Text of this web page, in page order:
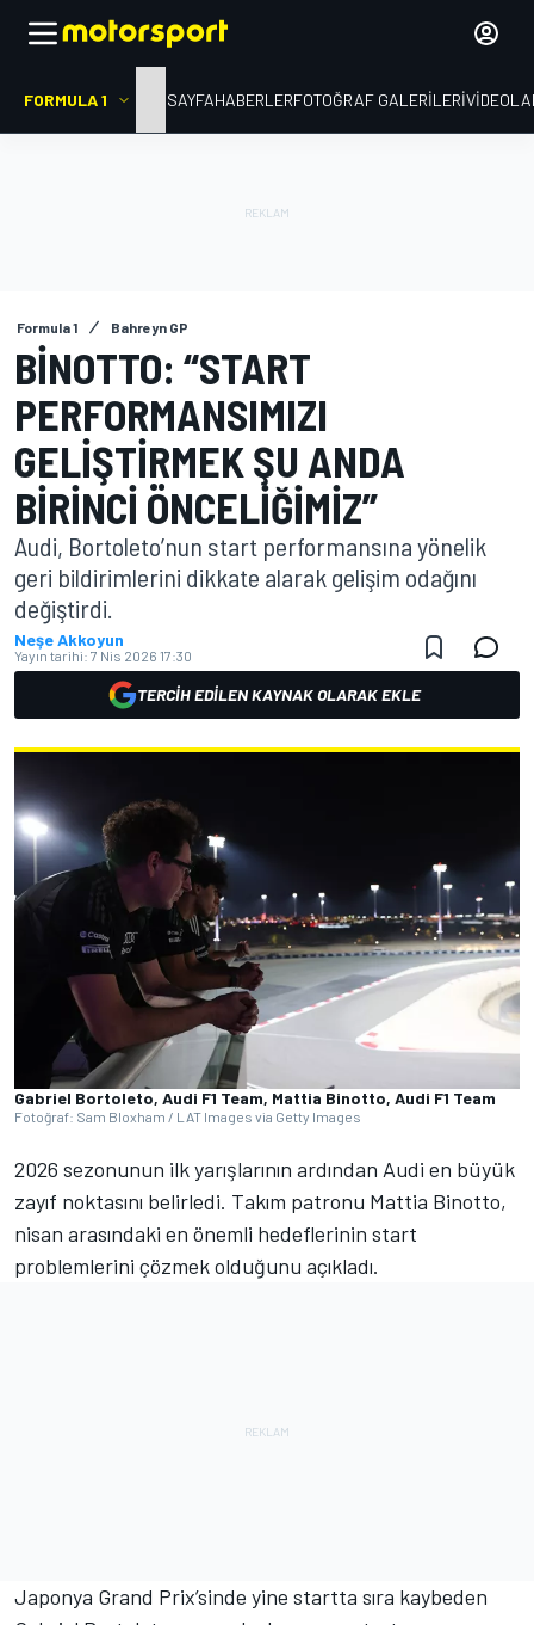
FORMULA 1 ANA SAYFAHABERLERFOTOĞRAF GALERILERI
Formula 1 Bahreyn GP
BINOTTO: “START
PERFORMANSIMIZI
GELIŞTIRMEK ŞU ANDA
BIRINCI ÖNCELIĞIMIZ”
Audi, Bortoleto’nun start performansına yönelik
geri bildirimlerini dikkate alarak gelişim odağını
değiştirdi.
Neşe Akkoyun
Yayın tarihi: 7 Nis 2026 17:30
TERCIH EDILEN KAYNAK OLARAK EKLE
Gabriel Bortoleto, Audi F1 Team, Mattia Binotto, Audi F1 Team
Fotoğraf: Sam Bloxham / LAT Images via Getty Images
2026 sezonunun ilk yarışlarının ardından Audi en büyük
zayıf noktasını belirledi. Takım patronu Mattia Binotto,
nisan arasındaki en önemli hedeflerinin start
problemlerini çözmek olduğunu açıkladı.
Japonya Grand Prix’sinde yine startta sıra kaybeden